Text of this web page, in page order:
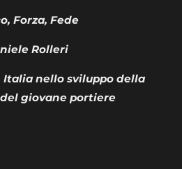
Forza, Fede
Rolleri
Italia nello sviluppo della
giovane portiere